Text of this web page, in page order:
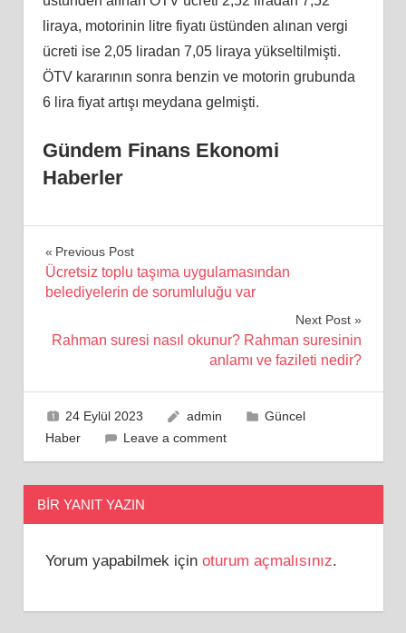
liraya, motorinin litre fiyatı üstünden alınan vergi
ücreti ise 2,05 liradan 7,05 liraya yükseltilmişti.
ÖTV kararının sonra benzin ve motorin grubunda
6 lira fiyat artışı meydana gelmişti.
Gündem Finans Ekonomi
Haberler
Yazı
gezinmesi
Previous Post
Ücretsiz toplu taşıma uygulamasından
belediyelerin de sorumluluğu var
Next Post
Rahman suresi nasıl okunur? Rahman suresinin
anlamı ve fazileti nedir?
24 Eylül 2023 admin
Güncel
Haber
Leave a comment
BIR YANIT YAZIN
Yorum yapabilmek için oturum açmalısınız.